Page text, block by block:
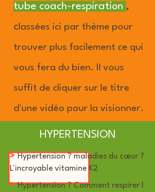
tube coach-respiration ,
c assées ici par thème pour
trouver plus facilement ce qui
vous fera du bien. Il vous
suffit de cliquer sur le titre
d'une vidéo pour la visionner.
> Hypertension ? maladies du cœur ?
L'incroyable vitamine K2
> Hypertension ? Comment respirer !
HYPERTENSION